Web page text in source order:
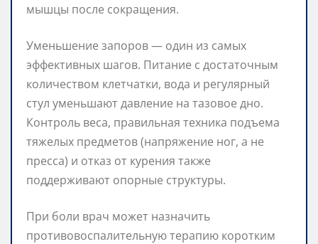
мышцы после сокращения.
Уменьшение запоров — один из самых
эффективных шагов. Питание с достаточным
количеством клетчатки, вода и регулярный
стул уменьшают давление на тазовое дно.
Контроль веса, правильная техника подъема
тяжелых предметов (напряжение ног, а не
пресса) и отказ от курения также
поддерживают опорные структуры.
При боли врач может назначить
противовоспалительную терапию коротким